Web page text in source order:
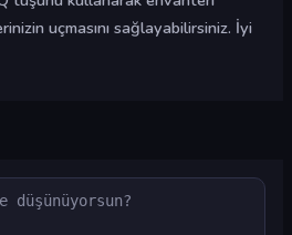
uçmasını sağlayabilirsiniz. İyi